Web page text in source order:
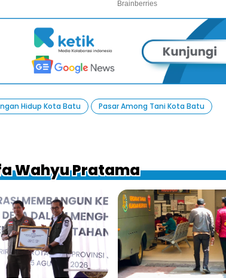
Hidup Kota Batu
Pasar Among Tani Kota Batu
Wahyu Pratama